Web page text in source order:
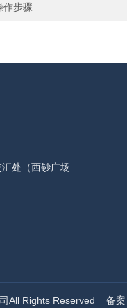
作步骤
处（西钞广场
All Rights Reserved 备